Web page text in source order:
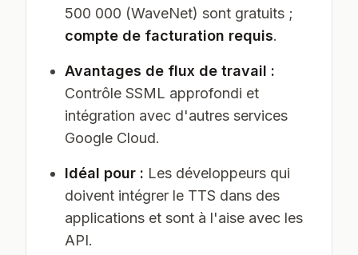
500 000 (WaveNet) sont gratuits ;
compte de facturation requis.
Avantages de flux de travail :
Contrôle SSML approfondi et
intégration avec d'autres services
Google Cloud.
Idéal pour : Les développeurs qui
doivent intégrer le TTS dans des
applications et sont à l'aise avec les
API.